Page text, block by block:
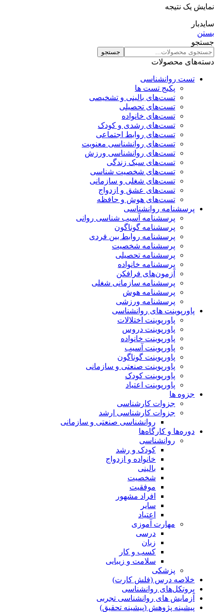
نمایش یک نتیجه
سایدبار
بستن
جستجو
جستجو
دسته‌های محصولات
تست روانشناسی
پکیج تست ها
تست‌های بالینی و تشخیصی
تست‌های تحصیلی
تست‌های خانواده
تست‌های رشدی و کودک
تست‌های روابط اجتماعی
تست‌های روانشناسی معنویت
تست‌های روانشناسی ورزش
تست‌های سبک زندگی
تست‌های شخصیت شناسی
تست‌های شغلی و سازمانی
تست‌های عشق و ازدواج
تست‌های هوش و حافظه
پرسشنامه روانشناسی
پرسشنامه آسیب شناسی روانی
پرسشنامه گوناگون
پرسشنامه روابط بین فردی
پرسشنامه شخصیت
پرسشنامه تحصیلی
پرسشنامه خانواده
آزمون‌های فرافکن
پرسشنامه سازمانی شغلی
پرسشنامه هوش
پرسشنامه ورزشی
پاورپوینت های روانشناسی
پاورپوینت اختلالات
پاورپوینت دروس
پاورپوینت خانواده
پاورپوینت آسیب
پاورپوینت گوناگون
پاورپوینت صنعتی و سازمانی
پاورپوینت کودک
پاورپوینت اعتیاد
جزوه ها
جزوات کارشناسی
جزوات کارشناسی ارشد
روانشناسی صنعتی و سازمانی
دوره‌ها و کارگاه‌ها
روانشناسی
کودک و رشد
خانواده و ازدواج
بالینی
شخصیت
موفقیت
افراد مشهور
سایر
اعتیاد
مهارت آموزی
درسی
زبان
کسب و کار
سلامت و زیبایی
پزشکی
خلاصه درس (فلش کارت)
پروتکل‌های روانشناسی
آزمایش های روانشناسی تجربی
پیشینه پژوهش (پیشینه تحقیق)